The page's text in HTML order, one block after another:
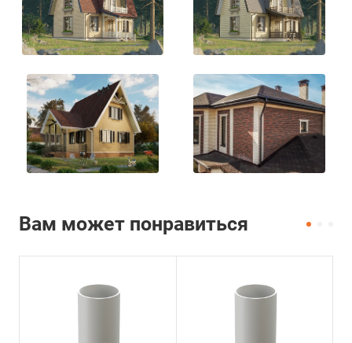
Вам может понравиться